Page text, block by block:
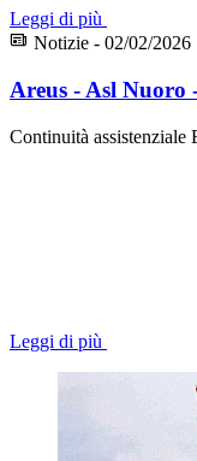
Leggi di più
Notizie - 02/02/2026
Areus - Asl Nuoro
Continuità assistenziale
Leggi di più